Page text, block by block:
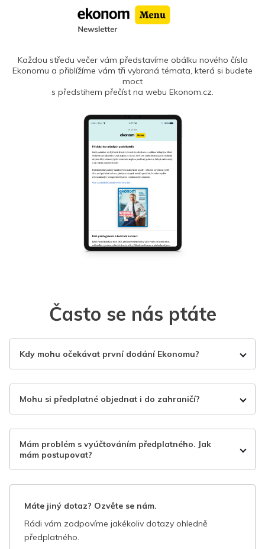
Každou středu večer vám představíme obálku nového čísla
Ekonomu a přiblížíme vám tři vybraná témata, která si budete
moct
s předstihem přečíst na webu Ekonom.cz.
Často se nás ptáte
Kdy mohu očekávat první dodání Ekonomu?
Mohu si předplatné objednat i do zahraničí?
Mám problém s vyúčtováním předplatného. Jak
mám postupovat?
Máte jiný dotaz? Ozvěte se nám.
Rádi vám zodpovíme jakékoliv dotazy ohledně
předplatného.